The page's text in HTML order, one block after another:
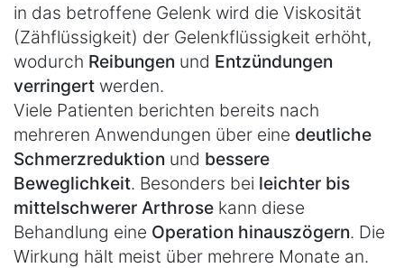
in das betroffene Gelenk wird die Viskosität
(Zähflüssigkeit) der Gelenkflüssigkeit erhöht,
wodurch Reibungen und Entzündungen
verringert werden.
Viele Patienten berichten bereits nach
mehreren Anwendungen über eine deutliche
Schmerzreduktion und bessere
Beweglichkeit. Besonders bei leichter bis
mittelschwerer Arthrose kann diese
Behandlung eine Operation hinauszögern. Die
Wirkung hält meist über mehrere Monate an.